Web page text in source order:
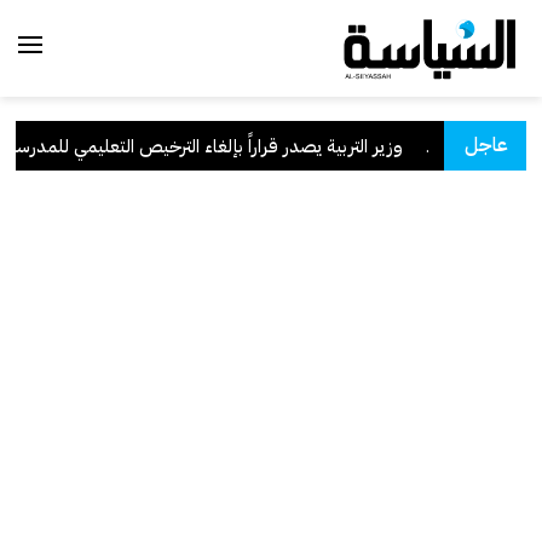
عاجل
السعودية وزير التربية يصدر قراراً بإلغاء الترخيص التعليمي للمدرسة